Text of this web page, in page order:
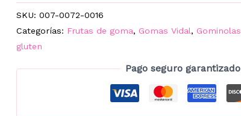
VIDAL
SKU: 007-0072-0016
Categorías: Frutas de goma, Gomas Vidal, Gominolas
gluten
Pago seguro garantizado